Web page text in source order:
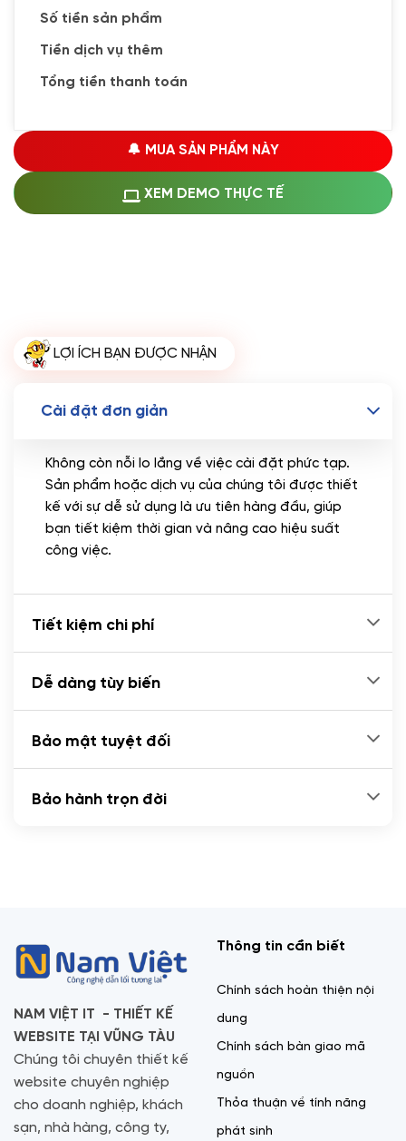
(+300.000 VND)
🔰 CÀI ĐẶT PLUGINS
Cài đặt plugin theo yêu cầu
Cài plugin xử lý thanh toán tự động qua
ngân hàng vietcombank, techcombank,
Zalopay, QR code...(+1.500.000 VND)
🔰 MUA KÈM DỊCH VỤ
hosting
Tên miền Quốc tế
Số tiền sản phẩm
Tiền dịch vụ thêm
Tổng tiền thanh toán
🔔 MUA SẢN PHẨM NÀY
XEM DEMO THỰC TẾ
LỢI ÍCH BẠN ĐƯỢC NHẬN
Cài đặt đơn giản
Không còn nỗi lo lắng về việc cài đặt phức tạp.
Sản phẩm hoặc dịch vụ của chúng tôi được thiết
kế với sự dễ sử dụng là ưu tiên hàng đầu, giúp
bạn tiết kiệm thời gian và nâng cao hiệu suất
công việc.
Tiết kiệm chi phí
Dễ dàng tùy biến
Bảo mật tuyệt đối
Bảo hành trọn đời
NAM VIỆT IT - THIẾT KẾ
WEBSITE TẠI VŨNG TÀU
Chúng tôi chuyên thiết kế
website chuyên nghiệp
cho doanh nghiệp, khách
sạn, nhà hàng, công ty,
Thông tin cần biết
Chính sách hoàn thiện nội
dung
Chính sách bàn giao mã
nguồn
Thỏa thuận về tính năng
phát sinh